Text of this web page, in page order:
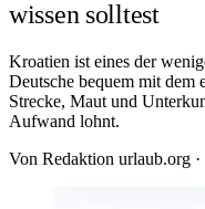
wissen solltest
Kroatien ist eines der
Deutsche bequem mit dem
Strecke, Maut und
Aufwand lohnt.
Von Redaktion urlaub.org ·